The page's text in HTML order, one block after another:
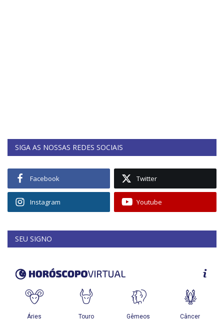
SIGA AS NOSSAS REDES SOCIAIS
Facebook Twitter
Instagram Youtube
SEU SIGNO